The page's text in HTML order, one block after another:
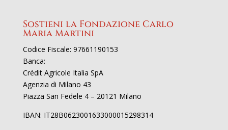
Sostieni la Fondazione Carlo
Maria Martini
Codice Fiscale: 97661190153
Banca:
Crédit Agricole Italia SpA
Agenzia di Milano 43
Piazza San Fedele 4 – 20121 Milano
IBAN: IT28B0623001633000015298314